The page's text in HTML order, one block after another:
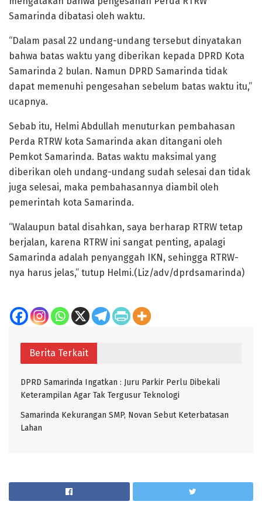
Samarinda dibatasi oleh waktu.
“Dalam pasal 22 undang-undang tersebut dinyatakan
bahwa batas waktu yang diberikan kepada DPRD Kota
Samarinda 2 bulan. Namun DPRD Samarinda tidak
dapat memenuhi pengesahan sebelum batas waktu itu,”
ucapnya.
Sebab itu, Helmi Abdullah menuturkan pembahasan
Perda RTRW kota Samarinda akan ditangani oleh
Pemkot Samarinda. Batas waktu maksimal yang
diberikan oleh undang-undang sudah selesai dan tidak
juga selesai, maka pembahasannya diambil oleh
pemerintah kota Samarinda.
“Walaupun batal disahkan, saya berharap RTRW tetap
berjalan, karena RTRW ini sangat penting, apalagi
Samarinda adalah penyanggah IKN, sehingga RTRW-
nya harus jelas,” tutup Helmi.(Liz/adv/dprdsamarinda)
Berita Terkait
DPRD Samarinda Ingatkan : Juru Parkir Perlu Dibekali
Keterampilan Agar Tak Tergusur Teknologi
Samarinda Kekurangan SMP, Novan Sebut Keterbatasan
Lahan